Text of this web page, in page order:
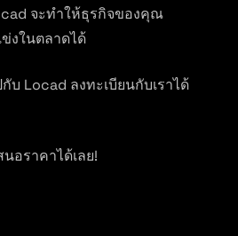
จะทำให้ธุรกิจของคุณ
งในตลาดได้
Locad ลงทะเบียนกับเราได้
อราคาได้เลย!